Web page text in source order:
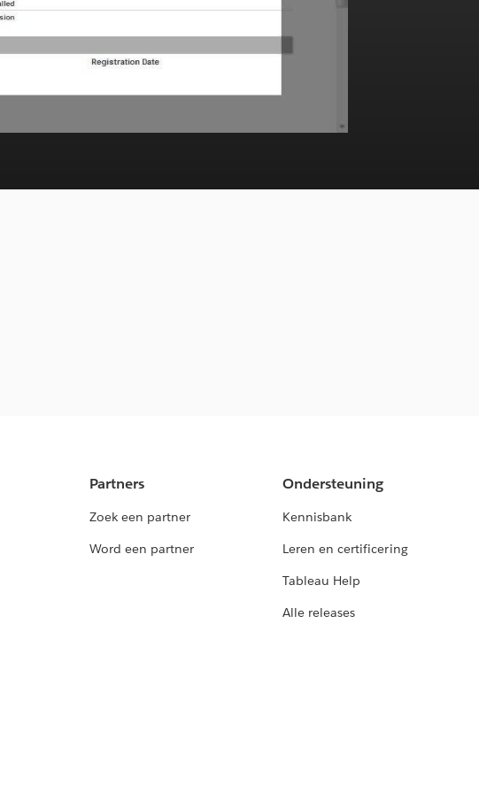
Partners
Zoek een partner
Word een partner
Ondersteuning
Kennisbank
Leren en certificering
Tableau Help
Alle releases